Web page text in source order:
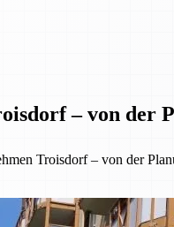
– von der
Troisdorf – von der